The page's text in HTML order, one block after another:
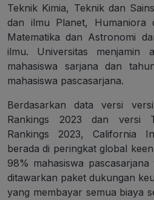
Teknik Kimia, Teknik dan
dan ilmu Planet, Humaniora
Matematika dan Astronomi
ilmu. Universitas menjamin
mahasiswa sarjana dan
mahasiswa pascasarjana.
Berdasarkan data versi
Rankings 2023 dan versi
Rankings 2023, California
berada di peringkat global
98% mahasiswa
ditawarkan paket dukungan
yang membayar semua biaya